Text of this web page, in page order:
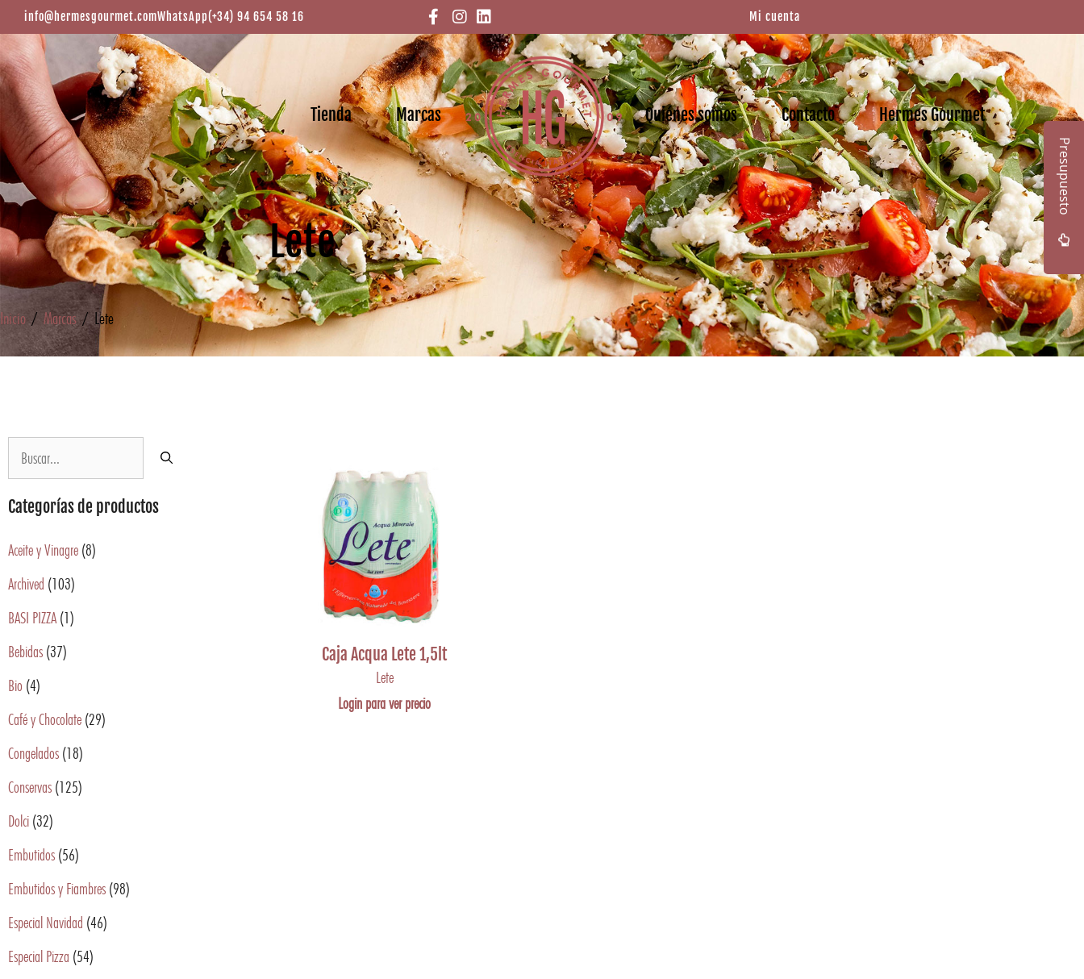
info@hermesgourmet.comWhatsApp(+34) 94 654 58 16 Mi cuenta
Tienda Marcas Quiénes somos Contacto Hermes Gourmet
Lete
Inicio / Marcas/ Lete
Categorías de productos
Aceite y Vinagre (8)
Archived (103)
BASI PIZZA (1)
Bebidas (37)
Bio (4)
Café y Chocolate (29)
Congelados (18)
Conservas (125)
Dolci (32)
Embutidos (56)
Embutidos y Fiambres (98)
Especial Navidad (46)
Especial Pizza (54)
Caja Acqua Lete 1,5lt
Lete
Login para ver precio
Presupuesto